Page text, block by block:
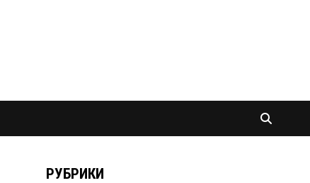
РУБРИКИ